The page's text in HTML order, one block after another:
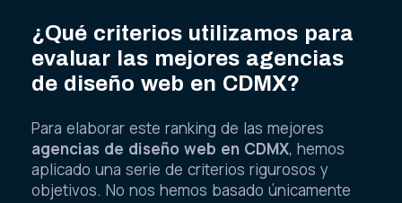
¿Qué criterios utilizamos para
evaluar las mejores agencias
de diseño web en CDMX?
Para elaborar este ranking de las mejores
agencias de diseño web en CDMX, hemos
aplicado una serie de criterios rigurosos y
objetivos. No nos hemos basado únicamente